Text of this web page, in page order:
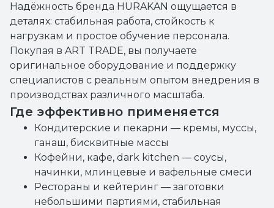
Надёжность бренда HURAKAN ощущается в
деталях: стабильная работа, стойкость к
нагрузкам и простое обучение персонала.
Покупая в ART TRADE, вы получаете
оригинальное оборудование и поддержку
специалистов с реальным опытом внедрения в
производствах различного масштаба.
Где эффективно применяется
Кондитерские и пекарни — кремы, муссы,
ганаш, бисквитные массы
Кофейни, кафе, dark kitchen — соусы,
начинки, млинцевые и вафельные смеси
Рестораны и кейтеринг — заготовки
небольшими партиями, стабильная